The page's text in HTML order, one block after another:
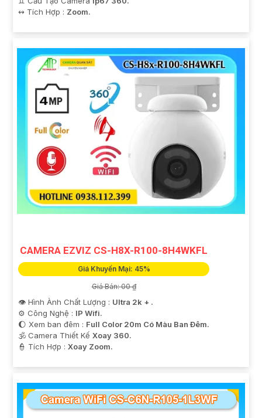
️↭ Tích Hợp : Zoom.
CAMERA EZVIZ CS-H8X-R100-8H4WKFL
Giá Khuyến Mại: 45%
Giá Bán: 00 ₫
👁 Hình Ành Chất Lượng : Ultra 2k + .
⚙ Công Nghệ : IP Wifi.
🌔 Xem ban đêm : Full Color 20m Có Màu Ban Ðêm.
🕉️ Camera Thiết Kế Xoay 360.
️👮 Tích Hợp : Xoay Zoom.